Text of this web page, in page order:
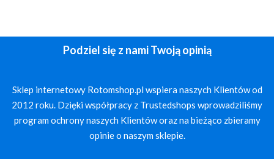
Podziel się z nami Twoją opinią
Sklep internetowy Rotomshop.pl wspiera naszych Klientów od
2012 roku. Dzięki współpracy z Trustedshops wprowadziliśmy
program ochrony naszych Klientów oraz na bieżąco zbieramy
opinie o naszym sklepie.